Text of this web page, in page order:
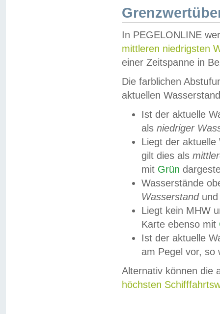
In PEGELONLINE
mittleren niedrigsten
einer Zeitspanne in
Die farblichen
aktuellen
Ist der aktuelle
als niedriger
Liegt der
gilt dies als
mit Grün
Wasserstände
Wasserstandund
Liegt kein MHW
Karte ebenso mit
Ist der aktuelle
am Pegel vor,
Alternativ können die
höchsten